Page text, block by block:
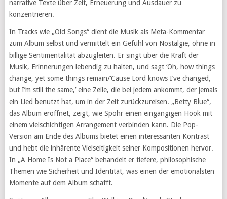
narrative Texte über Zeit, Erneuerung und Ausdauer zu
konzentrieren.
In Tracks wie „Old Songs“ dient die Musik als Meta-Kommentar
zum Album selbst und vermittelt ein Gefühl von Nostalgie, ohne in
billige Sentimentalität abzugleiten. Er singt über die Kraft der
Musik, Erinnerungen lebendig zu halten, und sagt ‘Oh, how things
change, yet some things remain/‘Cause Lord knows I’ve changed,
but I’m still the same,’ eine Zeile, die bei jedem ankommt, der jemals
ein Lied benutzt hat, um in der Zeit zurückzureisen. „Betty Blue“,
das Album eröffnet, zeigt, wie Spohr einen eingängigen Hook mit
einem vielschichtigen Arrangement verbinden kann. Die Pop-
Version am Ende des Albums bietet einen interessanten Kontrast
und hebt die inhärente Vielseitigkeit seiner Kompositionen hervor.
In „A Home Is Not a Place“ behandelt er tiefere, philosophische
Themen wie Sicherheit und Identität, was einen der emotionalsten
Momente auf dem Album schafft.